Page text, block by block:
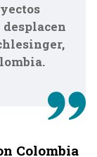
desplacen
,
Colombia